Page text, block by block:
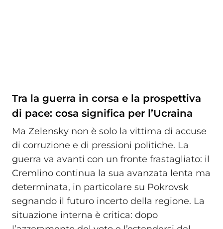
Tra la guerra in corsa e la prospettiva
di pace: cosa significa per l’Ucraina
Ma Zelensky non è solo la vittima di accuse
di corruzione e di pressioni politiche. La
guerra va avanti con un fronte frastagliato: il
Cremlino continua la sua avanzata lenta ma
determinata, in particolare su Pokrovsk
segnando il futuro incerto della regione. La
situazione interna è critica: dopo